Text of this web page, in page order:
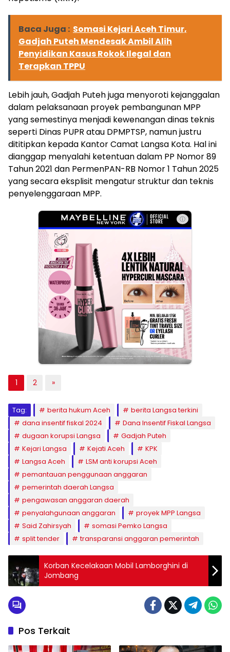
Baca Juga : Somasi Kejari Aceh Timur,
Gadjah Puteh Mendesak Ambil Alih
Penyidikan Kasus Rokok Ilegal dan
Terapkan TPPU
Lebih jauh, Gadjah Puteh juga menyoroti kejanggalan
dalam pelaksanaan proyek pembangunan MPP
yang semestinya menjadi kewenangan dinas teknis
seperti Dinas PUPR atau DPMPTSP, namun justru
dititipkan kepada Kantor Camat Langsa Kota. Hal ini
dianggap menyalahi ketentuan dalam PP Nomor 89
Tahun 2021 dan PermenPAN-RB Nomor 1 Tahun 2025
yang secara eksplisit mengatur struktur dan teknis
penyelenggaraan MPP.
ⓘ
1 2 »
Tag: berita hukum Aceh
berita Langsa terkini
dana insentif fiskal 2024
Dana Insentif Fiskal Langsa
dugaan korupsi Langsa
Gadjah Puteh
Kejari Langsa
Kejati Aceh
KPK
Langsa Aceh
LSM anti korupsi Aceh
pemantauan penggunaan anggaran
pemerintah daerah Langsa
pengawasan anggaran daerah
penyalahgunaan anggaran
proyek MPP Langsa
Said Zahirsyah
somasi Pemko Langsa
split tender
transparansi anggaran pemerintah
Korban Kecelakaan Mobil Lamborghini di
Jombang
Pos Terkait